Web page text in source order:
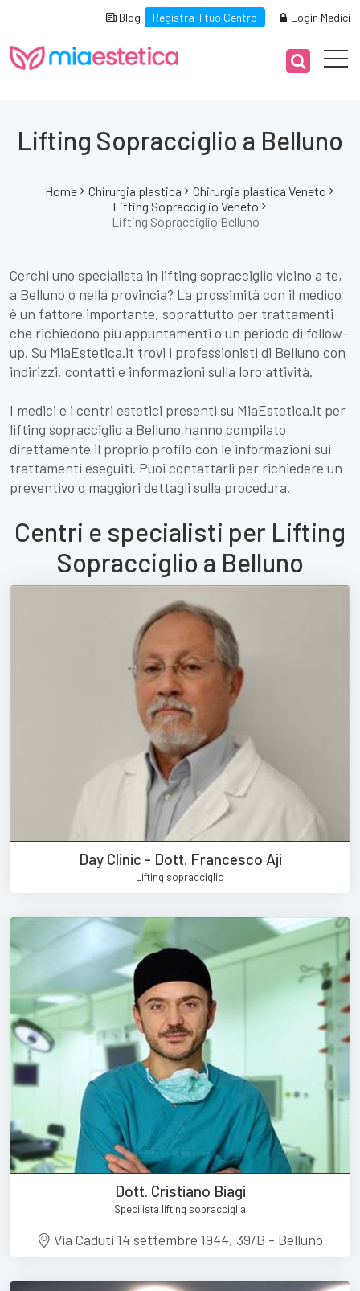
Blog Registra il tuo Centro Login Medici
Lifting Sopracciglio a Belluno
Home Chirurgia plastica
Chirurgia plastica Veneto
Lifting Sopracciglio Veneto
Lifting Sopracciglio Belluno
Cerchi uno specialista in lifting sopracciglio vicino a te,
a Belluno o nella provincia? La prossimità con il medico
è un fattore importante, soprattutto per trattamenti
che richiedono più appuntamenti o un periodo di follow-
up. Su MiaEstetica.it trovi i professionisti di Belluno con
indirizzi, contatti e informazioni sulla loro attività.
I medici e i centri estetici presenti su MiaEstetica.it per
lifting sopracciglio a Belluno hanno compilato
direttamente il proprio profilo con le informazioni sui
trattamenti eseguiti. Puoi contattarli per richiedere un
preventivo o maggiori dettagli sulla procedura.
Centri e specialisti per Lifting
Sopracciglio a Belluno
Day Clinic - Dott. Francesco Aji
Lifting sopracciglio
Dott. Cristiano Biagi
Specilista lifting sopracciglia
Via Caduti 14 settembre 1944, 39/B - Belluno